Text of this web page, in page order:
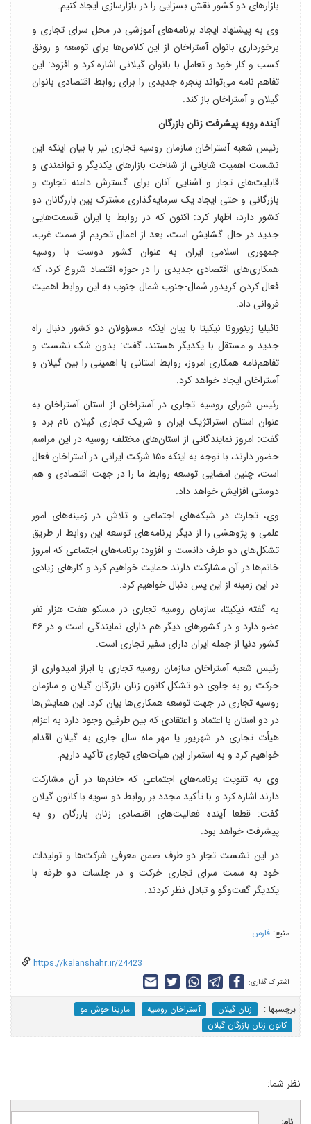
بازار‌های دو کشور نقش بسزایی را در بازارسازی ایجاد کنیم.
وی به پیشنهاد ایجاد برنامه‌های آموزشی در محل سرای تجاری و
برخورداری بانوان آستراخان از این کلاس‌ها برای توسعه و رونق
کسب و کار خود و تعامل با بانوان گیلانی اشاره کرد و افزود: این
تفاهم نامه می‌تواند پنجره جدیدی را برای روابط اقتصادی بانوان
گیلان و آستراخان باز کند.
آینده روبه پیشرفت زنان بازرگان
رئیس شعبه آستراخان سازمان روسیه تجاری نیز با بیان اینکه این
نشست اهمیت شایانی از شناخت بازارهای یکدیگر و توانمندی و
قابلیت‌های تجار و آشنایی آنان برای گسترش دامنه تجارت و
بازرگانی و حتی ایجاد یک سرمایه‌گذاری مشترک بین بازرگانان دو
کشور دارد، اظهار کرد: اکنون که در روابط با ایران قسمت‌هایی
جدید در حال گشایش است، بعد از اعمال تحریم از سمت غرب،
جمهوری اسلامی ایران به عنوان کشور دوست با روسیه
همکاری‌های اقتصادی جدیدی را در حوزه اقتصاد شروع کرد، که
فعال کردن کریدور شمال-جنوب شمال جنوب به این روابط اهمیت
فروانی داد.
نائیلیا زینورونا نیکیتا با بیان اینکه مسؤولان دو کشور دنبال راه
جدید و مستقل با یکدیگر هستند، گفت: بدون شک نشست و
تفاهم‌نامه همکاری امروز، روابط استانی با اهمیتی را بین گیلان و
آستراخان ایجاد خواهد کرد.
رئیس شورای روسیه تجاری در آستراخان از استان آستراخان به
عنوان استان استراتژیک ایران و شریک تجاری گیلان نام برد و
گفت: امروز نمایندگانی از استان‌های مختلف روسیه در این مراسم
حضور دارند، با توجه به اینکه ۱۵۰ شرکت ایرانی در آستراخان فعال
است، چنین امضایی توسعه روابط ما را در جهت اقتصادی و هم
دوستی افزایش خواهد داد.
وی، تجارت در شبکه‌های اجتماعی و تلاش در زمینه‌های امور
علمی و پژوهشی را از دیگر برنامه‌های توسعه این روابط از طریق
تشکل‌های دو طرف دانست و افزود: برنامه‌های اجتماعی که امروز
خانم‌ها در آن مشارکت دارند حمایت خواهیم کرد و کارهای زیادی
در این زمینه از این پس دنبال خواهیم کرد.
به گفته نیکیتا، سازمان روسیه تجاری در مسکو هفت هزار نفر
عضو دارد و در کشورهای دیگر هم دارای نمایندگی است و در ۴۶
کشور دنیا از جمله ایران دارای سفیر تجاری است.
رئیس شعبه آستراخان سازمان روسیه تجاری با ابراز امیدواری از
حرکت رو به جلوی دو تشکل کانون زنان بازرگان گیلان و سازمان
روسیه تجاری در جهت توسعه همکاری‌ها بیان کرد: این همایش‌ها
در دو استان با اعتماد و اعتقادی که بین طرفین وجود دارد به اعزام
هیأت تجاری در شهریور یا مهر ماه سال جاری به گیلان اقدام
خواهیم کرد و به استمرار این هیأت‌های تجاری تأکید داریم.
وی به تقویت برنامه‌های اجتماعی که خانم‌ها در آن مشارکت
دارند اشاره کرد و با تأکید مجدد بر روابط دو سویه با کانون گیلان
گفت: قطعا آینده فعالیت‌های اقتصادی زنان بازرگان رو به
پیشرفت خواهد بود.
در این نشست تجار دو طرف ضمن معرفی شرکت‌ها و تولیدات
خود به سمت سرای تجاری خرکت و در جلسات دو طرفه با
یکدیگر گفت‌وگو و تبادل نظر کردند.
منبع: فارس
https://kalanshahr.ir/24423
اشتراک گذاری:
برچسب‎ها : زنان گیلان آستراخان روسیه
مارینا خوش مو
کانون زنان بازرگان گیلان
نظر شما: